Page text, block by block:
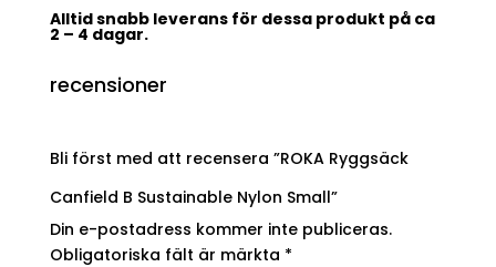
Alltid snabb leverans för dessa produkt på ca
2 – 4 dagar.
recensioner
Bli först med att recensera ”ROKA Ryggsäck
Canfield B Sustainable Nylon Small”
Din e-postadress kommer inte publiceras.
Obligatoriska fält är märkta *